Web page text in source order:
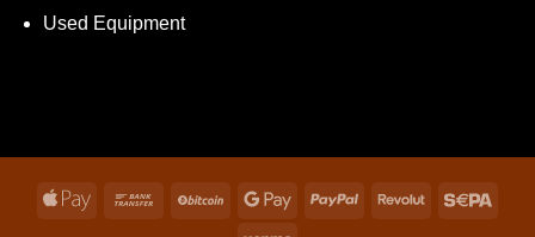
Used Equipment